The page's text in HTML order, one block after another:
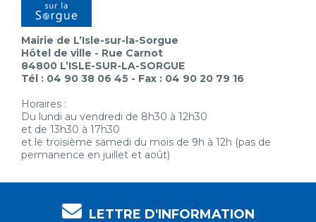
Mairie de L’Isle-sur-la-Sorgue
Hôtel de ville - Rue Carnot
84800 L’ISLE-SUR-LA-SORGUE
Tél : 04 90 38 06 45 - Fax : 04 90 20 79 16
Horaires :
Du lundi au vendredi de 8h30 à 12h30
et de 13h30 à 17h30
et le troisième samedi du mois de 9h à 12h (pas de
permanence en juillet et août)
LETTRE D'INFORMATION